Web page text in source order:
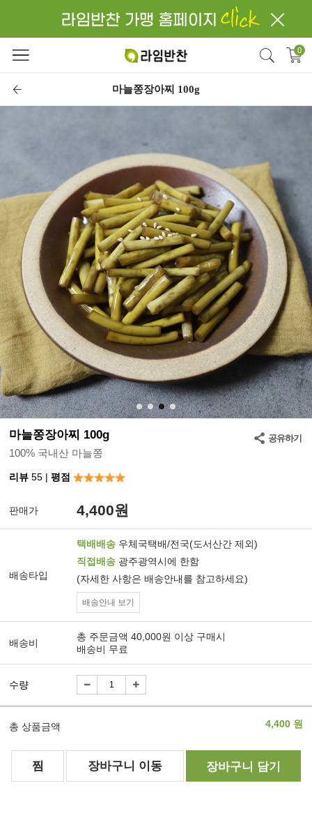
0
마늘쫑장아찌 100g
1 2 3 4
마늘쫑장아찌 100g
100% 국내산 마늘쫑
리뷰 55 | 평점
공유하기
판매가 4,400원
배송타입
택배배송 우체국택배/전국(도서산간 제외)
직접배송 광주광역시에 한함
(자세한 사항은 배송안내를 참고하세요)
배송안내 보기
배송비
총 주문금액 40,000원 이상 구매시
배송비 무료
수량
총 상품금액 4,400 원
찜 장바구니 이동 장바구니 담기